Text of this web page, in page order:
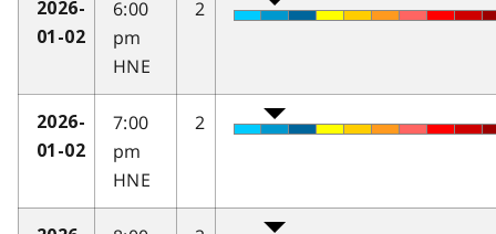
2026-
01-02
6:00
pm
HNE
2
2026-
01-02
7:00
pm
HNE
2